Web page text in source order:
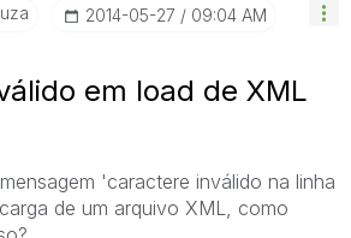
‎2014-05-27 09:04 AM
em load de XML
'caractere inválido na linha
de um arquivo XML, como